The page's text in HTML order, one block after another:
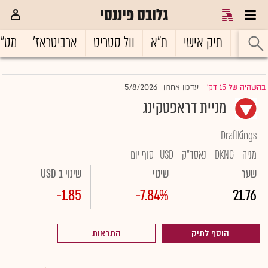
גלובס פיננסי
ראשי תיק אישי ת"א וול סטריט ארביטראז'
בהשהיה של 15 דק' |עדכון אחרון 5/8/2026
מניית דראפטקינג
DraftKings
מניה DKNG נאסד"ק USD סוף יום
שער
21.76
שינוי
-7.84%
שינוי ב USD
-1.85
הוסף לתיק התראות